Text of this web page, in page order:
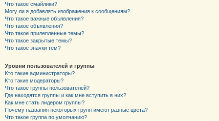
Что такое смайлики?
Могу ли я добавлять изображения к сообщениям?
Что такое важные объявления?
Что такое объявления?
Что такое прилепленные темы?
Что такое закрытые темы?
Что такое значки тем?
Уровни пользователей и группы
Кто такие администраторы?
Кто такие модераторы?
Что такое группы пользователей?
Где находятся группы и как мне вступить в них?
Как мне стать лидером группы?
Почему названия некоторых групп имеют разные цвета?
Что такое группа по умолчанию?